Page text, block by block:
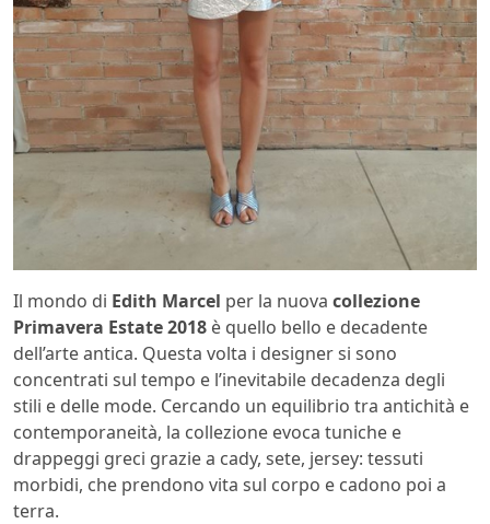
Il mondo di Edith Marcel per la nuova collezione
Primavera Estate 2018 è quello bello e decadente
dell’arte antica. Questa volta i designer si sono
concentrati sul tempo e l’inevitabile decadenza degli
stili e delle mode. Cercando un equilibrio tra antichità e
contemporaneità, la collezione evoca tuniche e
drappeggi greci grazie a cady, sete, jersey: tessuti
morbidi, che prendono vita sul corpo e cadono poi a
terra.